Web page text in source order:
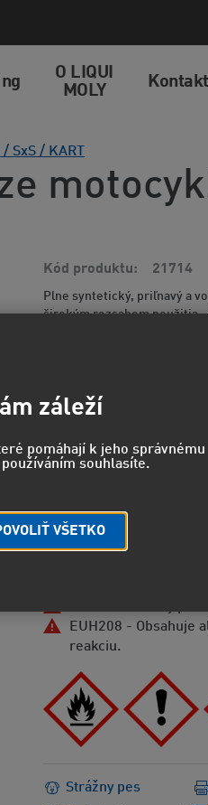
O LIQUI
MOLY
Kontakt
SxS / KART
Kód produktu 21714
Plne syntetický, priľnavý a
širokým rozsahom použitia.
vynikajúce penetračné a
17,76 EUR
H222 - Mimoriadne
H229 - Nádoba je
H336 - Môže
H411 - Jedovatý
EUH208 - Obsahuje
reakciu.
Strážny pes
záleží
pomáhají k jeho správnému
souhlasíte.
VŠETKO